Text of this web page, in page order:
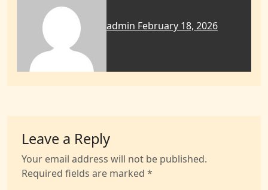
admin February 18, 2026
Leave a Reply
Your email address will not be published.
Required fields are marked *